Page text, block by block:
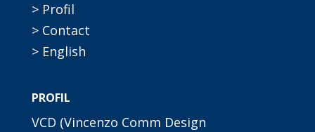
> Profil
> Contact
> English
PROFIL
VCD (Vincenzo Comm Design